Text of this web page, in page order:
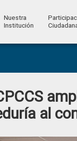
Nuestra
Institución
al